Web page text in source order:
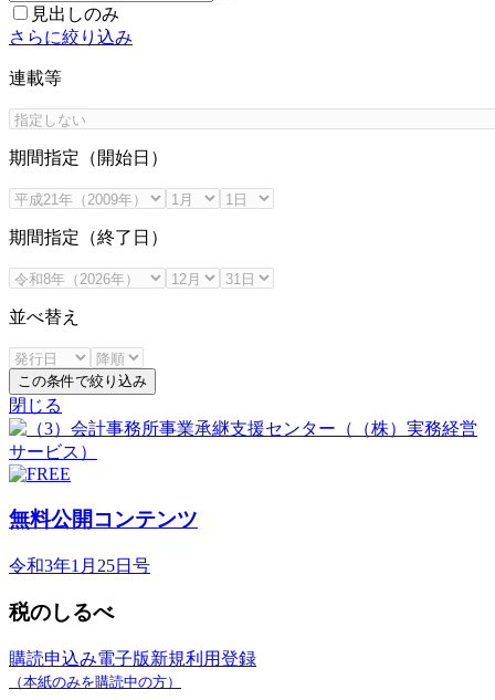
見出しのみ
さらに絞り込み
連載等
期間指定（開始日）
期間指定（終了日）
並べ替え
この条件で絞り込み
閉じる
無料公開コンテンツ
令和3年1月25日号
税のしるべ
購読申込み電子版新規利用登録
（本紙のみを購読中の方）